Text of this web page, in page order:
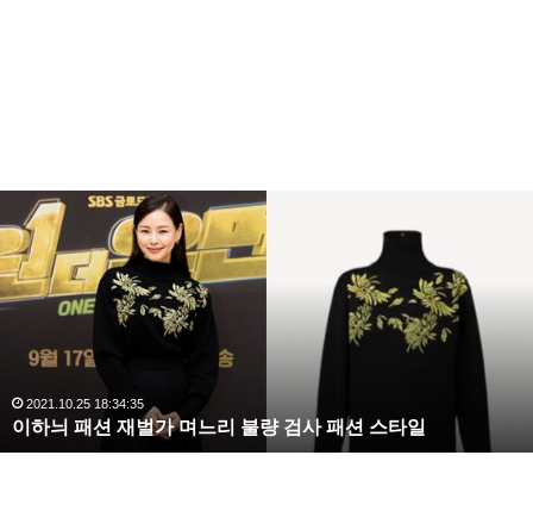
하
늬
패
션
며
느
리
2021.10.25 18:34:35
이하늬 패션 재벌가 며느리 불량 검사 패션 스타일